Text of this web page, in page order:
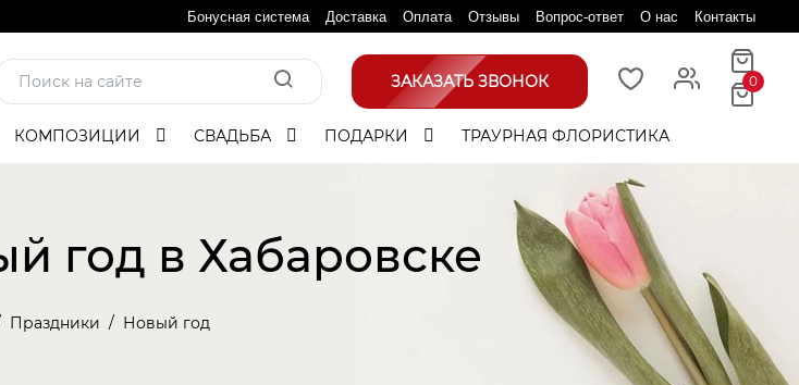
Бонусная система Доставка Оплата Отзывы Вопрос-ответ О нас Контакты
ЗАКАЗАТЬ ЗВОНОК 0
КОМПОЗИЦИИ СВАДЬБА ПОДАРКИ ТРАУРНАЯ ФЛОРИСТИКА
год в Хабаровске
Праздники Новый год